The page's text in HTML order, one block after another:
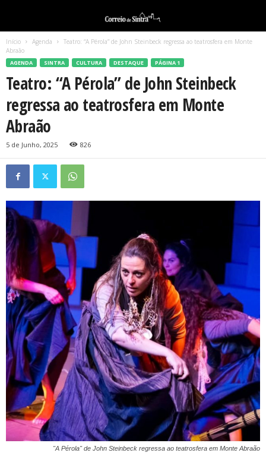
Início Agenda
Teatro: “A Pérola” de John Steinbeck regressa ao teatrosfera em Monte
Abraão
AGENDA SINTRA CULTURA DESTAQUE PÁGINA 1
Teatro: “A Pérola” de John Steinbeck
regressa ao teatrosfera em Monte
Abraão
5 de Junho, 2025 826
"A Pérola" de John Steinbeck regressa ao teatrosfera em Monte Abraão